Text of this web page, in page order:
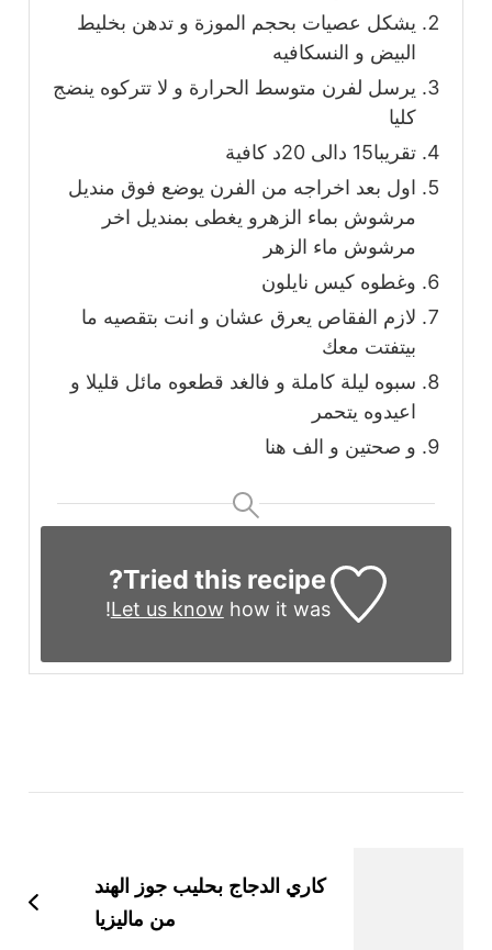
يشكل عصيات بحجم الموزة و تدهن بخليط
البيض و النسكافيه
يرسل لفرن متوسط الحرارة و لا تتركوه ينضج
كليا
تقريبا15 دالى 20د كافية
اول بعد اخراجه من الفرن يوضع فوق منديل
مرشوش بماء الزهرو يغطى بمنديل اخر
مرشوش ماء الزهر
وغطوه كيس نايلون
لازم الفقاص يعرق عشان و انت بتقصيه ما
بيتفتت معك
سبوه ليلة كاملة و فالغد قطعوه مائل قليلا و
اعيدوه يتحمر
و صحتين و الف هنا
Tried this recipe?
Let us know how it was!
كاري الدجاج بحليب جوز الهند
من ماليزيا